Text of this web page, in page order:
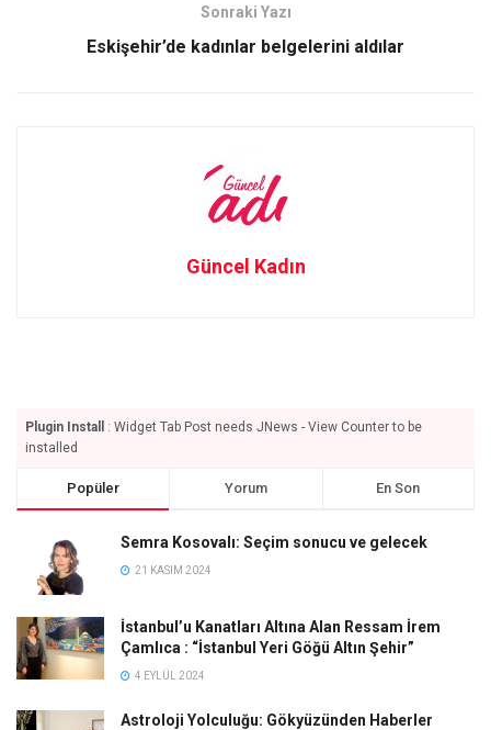
n
Sonraki Yazı
Eskişehir’de kadınlar belgelerini aldılar
Güncel Kadın
Plugin Install
: Widget Tab Post needs JNews - View Counter to be
installed
Popüler Yorum En Son
Semra Kosovalı: Seçim sonucu ve gelecek
21 KASIM 2024
İstanbul’u Kanatları Altına Alan Ressam İrem
Çamlıca : “İstanbul Yeri Göğü Altın Şehir”
4 EYLÜL 2024
Astroloji Yolculuğu: Gökyüzünden Haberler